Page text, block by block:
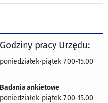
Godziny pracy Urzędu:
poniedziałek-piątek 7.00-15.00
Badania ankietowe
poniedziałek-piątek 7.00-15.00